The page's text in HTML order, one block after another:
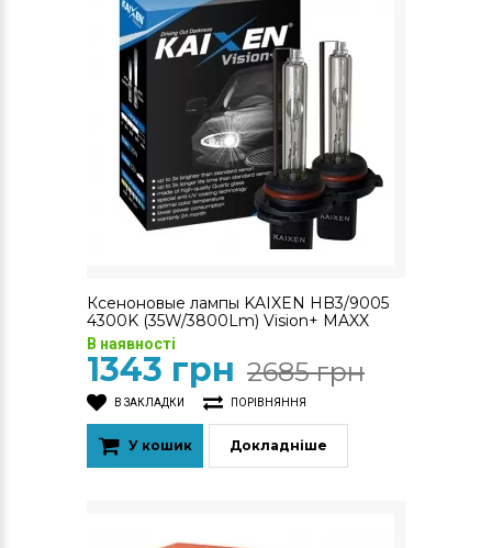
Ксеноновые лампы KAIXEN HB3/9005
4300K (35W/3800Lm) Vision+ MAXX
В наявності
1343 грн 2685 грн
В ЗАКЛАДКИ ПОРІВНЯННЯ
У кошик Докладніше